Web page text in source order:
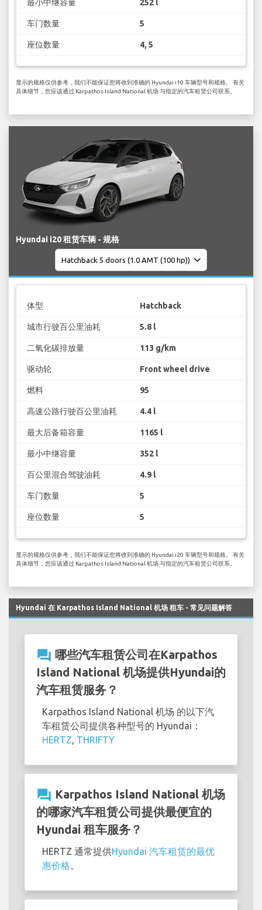
最小中继容量 252 l
车门数量 5
座位数量 4, 5
显示的规格仅供参考，我们不能保证您将收到准确的 Hyundai i10 车辆型号和规格。 有关
具体细节，您应该通过 Karpathos Island National 机场 与指定的汽车租赁公司联系。
Hyundai i20 租赁车辆 - 规格
体型 Hatchback
城市行驶百公里油耗 5.8 l
二氧化碳排放量 113 g/km
驱动轮 Front wheel drive
燃料 95
高速公路行驶百公里油耗 4.4 l
最大后备箱容量 1165 l
最小中继容量 352 l
百公里混合驾驶油耗 4.9 l
车门数量 5
座位数量 5
显示的规格仅供参考，我们不能保证您将收到准确的 Hyundai i20 车辆型号和规格。 有关
具体细节，您应该通过 Karpathos Island National 机场 与指定的汽车租赁公司联系。
Hyundai 在 Karpathos Island National 机场 租车 - 常见问题解答
question_answer 哪些汽车租赁公司在Karpathos
Island National 机场提供Hyundai的
汽车租赁服务？
Karpathos Island National 机场 的以下汽
车租赁公司提供各种型号的 Hyundai：
HERTZ, THRIFTY
question_answer Karpathos Island National 机场
的哪家汽车租赁公司提供最便宜的
Hyundai 租车服务？
HERTZ 通常提供Hyundai 汽车租赁的最优
惠价格。